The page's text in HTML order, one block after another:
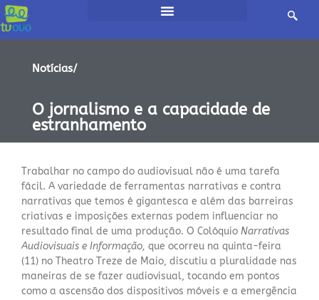
Notícias/
O jornalismo e a capacidade de
estranhamento
Trabalhar no campo do audiovisual não é uma tarefa
fácil. A variedade de ferramentas narrativas e contra
narrativas que temos é gigantesca e além das barreiras
criativas e imposições externas podem influenciar no
resultado final de uma produção. O Colóquio Narrativas
Audiovisuais e Informação, que ocorreu na quinta-feira
(11) no Theatro Treze de Maio, discutiu a pluralidade nas
maneiras de se fazer audiovisual, tocando em pontos
como a ascensão dos dispositivos móveis e a emergência